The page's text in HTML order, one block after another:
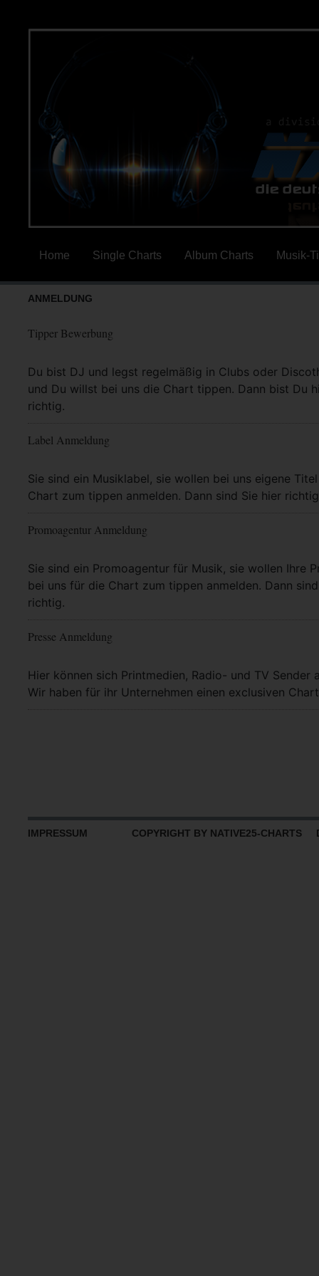
Home Single Charts Album Charts Musik-
ANMELDUNG
Tipper Bewerbung
Du bist DJ und legst regelmäßig in Clubs oder
und Du willst bei uns die Chart tippen. Dann bist Du
richtig.
Mehr Info
Label Anmeldung
Sie sind ein Musiklabel, sie wollen bei uns eigene
Chart zum tippen anmelden. Dann sind Sie hier
Mehr Info
Promoagentur Anmeldung
Sie sind ein Promoagentur für Musik, sie wollen Ihre
bei uns für die Chart zum tippen anmelden. Dann
richtig.
Mehr Info
Presse Anmeldung
Hier können sich Printmedien, Radio- und TV Sender
Wir haben für ihr Unternehmen einen exclusiven
Mehr Info
IMPRESSUM COPYRIGHT BY NATIVE25-CHARTS